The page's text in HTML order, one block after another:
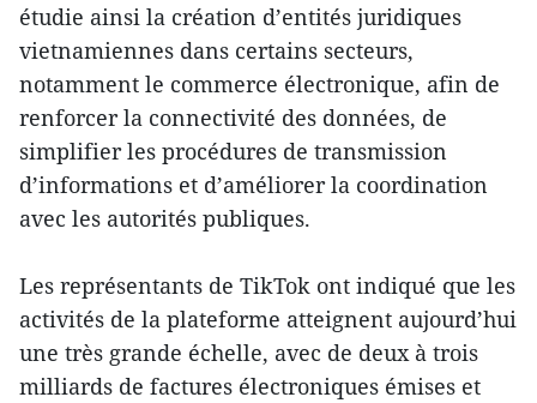
étudie ainsi la création d’entités juridiques
vietnamiennes dans certains secteurs,
notamment le commerce électronique, afin de
renforcer la connectivité des données, de
simplifier les procédures de transmission
d’informations et d’améliorer la coordination
avec les autorités publiques.
Les représentants de TikTok ont indiqué que les
activités de la plateforme atteignent aujourd’hui
une très grande échelle, avec de deux à trois
milliards de factures électroniques émises et